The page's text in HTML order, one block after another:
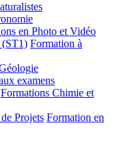
en Photo et Vidéo
(ST1) Formation à
examens
Formations Chimie et
Projets Formation en